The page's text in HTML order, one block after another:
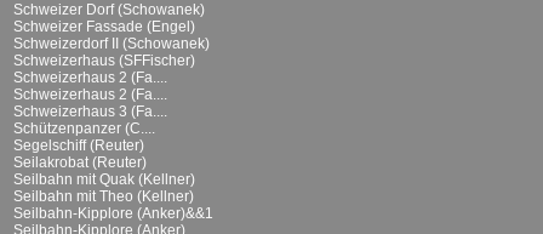
Schweizer Dorf (Schowanek)
Schweizer Fassade (Engel)
Schweizerdorf II (Schowanek)
Schweizerhaus (SFFischer)
Schweizerhaus 2 (Fa....
Schweizerhaus 2 (Fa....
Schweizerhaus 3 (Fa....
Schützenpanzer (C....
Segelschiff (Reuter)
Seilakrobat (Reuter)
Seilbahn mit Quak (Kellner)
Seilbahn mit Theo (Kellner)
Seilbahn-Kipplore (Anker)&&1
Seilbahn-Kipplore (Anker)